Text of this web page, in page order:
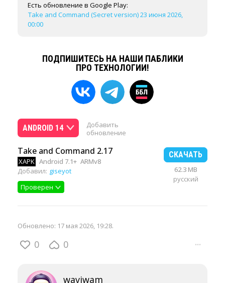
Есть обновление в Google Play:
Take and Command (Secret version) 23 июня 2026,
00:00
ПОДПИШИТЕСЬ НА НАШИ ПАБЛИКИ
ПРО ТЕХНОЛОГИИ!
ANDROID 14
Добавить
обновление
Take and Command 2.17
XAPK Android 7.1+ ARMv8
Добавил: giseyot
Проверен
СКАЧАТЬ
62.3 MB
русский
Обновлено: 17 мая 2026, 19:28.
0 0 ···
waviwam